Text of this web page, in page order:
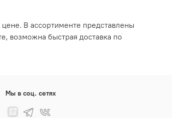
В ассортименте представлены
возможна быстрая доставка по
Мы в соц. сетях